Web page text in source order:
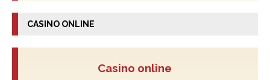
CASINO ONLINE
Casino online